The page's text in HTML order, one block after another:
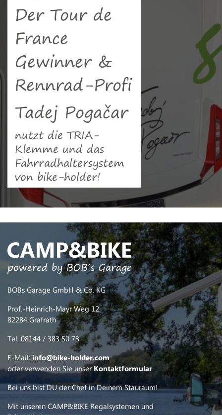
Der Tour de
France
Gewinner &
Rennrad-Profi
Tadej Pogačar
nutzt die TRIA-
Klemme und das
Fahrradhaltersystem
von bike-holder!
BOBs Garage GmbH & Co. KG
Prof.-Heinrich-Mayr Weg 12
82284 Grafrath
Tel. 08144 / 383 50 73
E-Mail: info@bike-holder.com
oder verwenden Sie unserKontaktformular
Bei uns bist DU der Chef in Deinem Stauraum!
Mit unseren CAMP&BIKE Regalsystemen und